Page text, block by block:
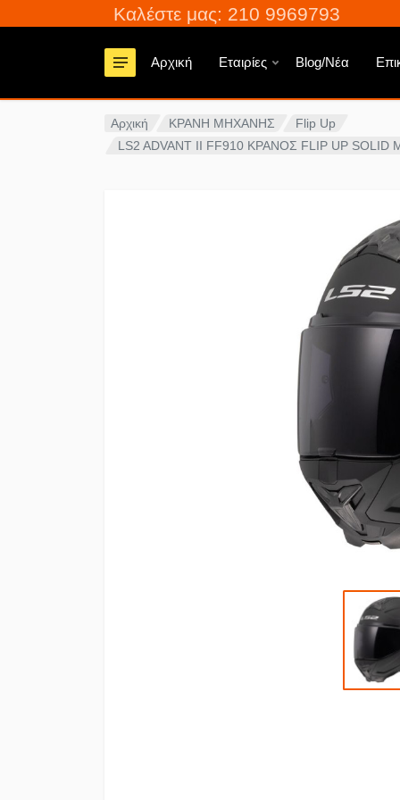
Καλέστε μας: 210 9969793
Αρχική Εταιρίες Blog/Νέα
Αρχική ΚΡΑΝΗ ΜΗΧΑΝΗΣ
Flip Up
LS2 ADVANT II FF910 ΚΡΑΝΟΣ FLIP UP SOLID